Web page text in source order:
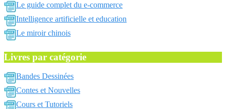
Le guide complet du e-commerce
Intelligence artificielle et education
Le miroir chinois
Livres par catégorie
Bandes Dessinées
Contes et Nouvelles
Cours et Tutoriels